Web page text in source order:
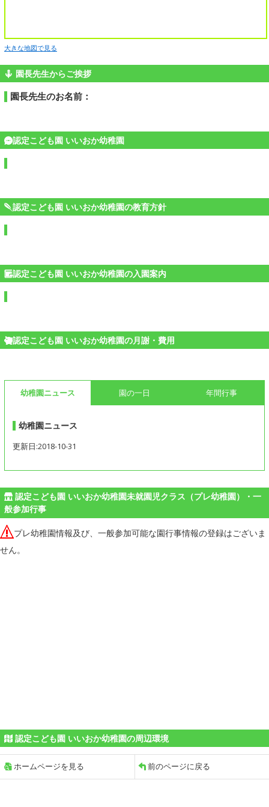
大きな地図で見る
園長先生からご挨拶
園長先生のお名前：
認定こども園 いいおか幼稚園
認定こども園 いいおか幼稚園の教育方針
認定こども園 いいおか幼稚園の入園案内
認定こども園 いいおか幼稚園の月謝・費用
幼稚園ニュース 園の一日 年間行事
幼稚園ニュース
更新日:2018-10-31
認定こども園 いいおか幼稚園未就園児クラス（プレ幼稚園）・一
般参加行事
プレ幼稚園情報及び、一般参加可能な園行事情報の登録はございま
せん。
認定こども園 いいおか幼稚園の周辺環境
ホームページを見る 前のページに戻る